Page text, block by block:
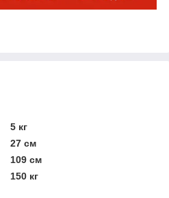
5 кг
27 см
109 см
150 кг